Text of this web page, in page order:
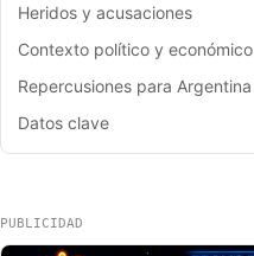
Heridos y acusaciones
Contexto político y económico
Repercusiones para Argentina
Datos clave
PUBLICIDAD